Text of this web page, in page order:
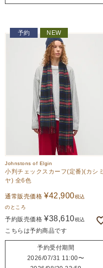
予約 NEW
Johnstons of Elgin
小判チェックスカーフ(定番)(カシミ
ヤ) 全6色
通常販売価格 ¥42,900税込
のところ
予約販売価格 ¥38,610税込
こちらは予約商品です
予約受付期間
2026/07/31 11:00〜